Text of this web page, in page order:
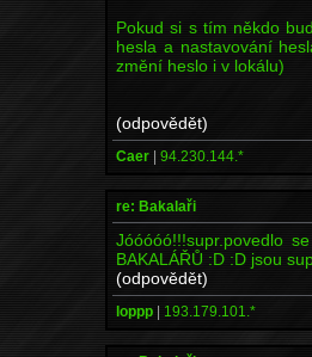
Pokud si s tím někdo
hesla a nastavování
změní heslo i v lokálu)
(odpovědět)
Caer | 94.230.144.*
re: Bakalaři
Jóóóóó!!!supr.povedlo
BAKALÁŘŮ :D :D jsou
(odpovědět)
loppp | 193.179.101.*